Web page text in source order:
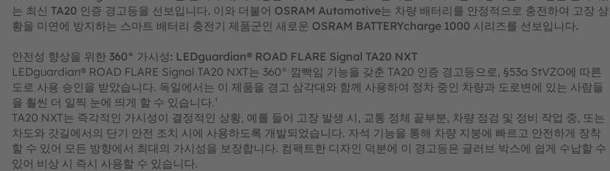
는 최신 TA20 인증 경고등을 선보입니다. 이와 더불어 OSRAM Automotive는 차량 배터리를 안정적으로 충전하여 고장 상
황을 미연에 방지하는 스마트 배터리 충전기 제품군인 새로운 OSRAM BATTERYcharge 1000 시리즈를 선보입니다.
안전성 향상을 위한 360° 가시성: LEDguardian® ROAD FLARE Signal TA20 NXT
LEDguardian® ROAD FLARE Signal TA20 NXT는 360° 깜빡임 기능을 갖춘 TA20 인증 경고등으로, §53a StVZO에 따른
도로 사용 승인을 받았습니다. 독일에서는 이 제품을 경고 삼각대와 함께 사용하여 정차 중인 차량과 도로변에 있는 사람들
을 훨씬 더 일찍 눈에 띄게 할 수 있습니다.¹
TA20 NXT는 즉각적인 가시성이 결정적인 상황, 예를 들어 고장 발생 시, 교통 정체 끝부분, 차량 점검 및 정비 작업 중, 또는
차도와 갓길에서의 단기 안전 조치 시에 사용하도록 개발되었습니다. 자석 기능을 통해 차량 지붕에 빠르고 안전하게 장착
할 수 있어 모든 방향에서 최대의 가시성을 보장합니다. 컴팩트한 디자인 덕분에 이 경고등은 글러브 박스에 쉽게 수납할 수
있어 비상 시 즉시 사용할 수 있습니다.